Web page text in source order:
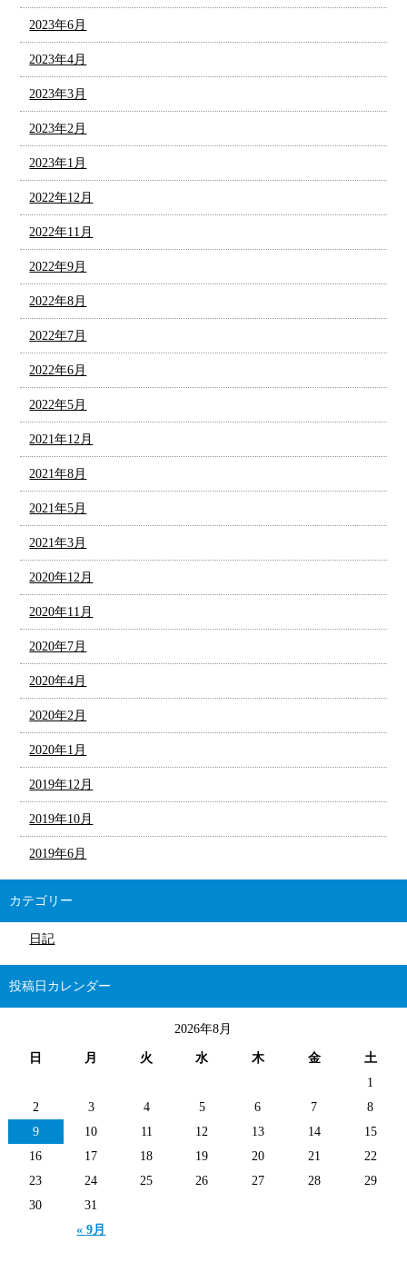
2023年6月
2023年4月
2023年3月
2023年2月
2023年1月
2022年12月
2022年11月
2022年9月
2022年8月
2022年7月
2022年6月
2022年5月
2021年12月
2021年8月
2021年5月
2021年3月
2020年12月
2020年11月
2020年7月
2020年4月
2020年2月
2020年1月
2019年12月
2019年10月
2019年6月
カテゴリー
日記
投稿日カレンダー
2026年8月
日 月 火 水 木 金 土
« 9月
1
2
3 4 5 6 7
8
9
10 11 12 13 14
15
16
17 18 19 20 21
22
23
24 25 26 27 28
29
30
31